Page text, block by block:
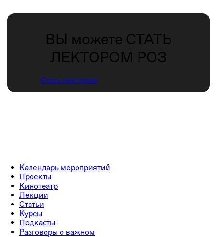
ВЫ можете СТАТЬ
ЛЕКТОРОМ РОЗ
Стать лектором
Календарь мероприятий
Проекты
Кинотеатр
Лекции
Статьи
Курсы
Подкасты
Разговоры о важном